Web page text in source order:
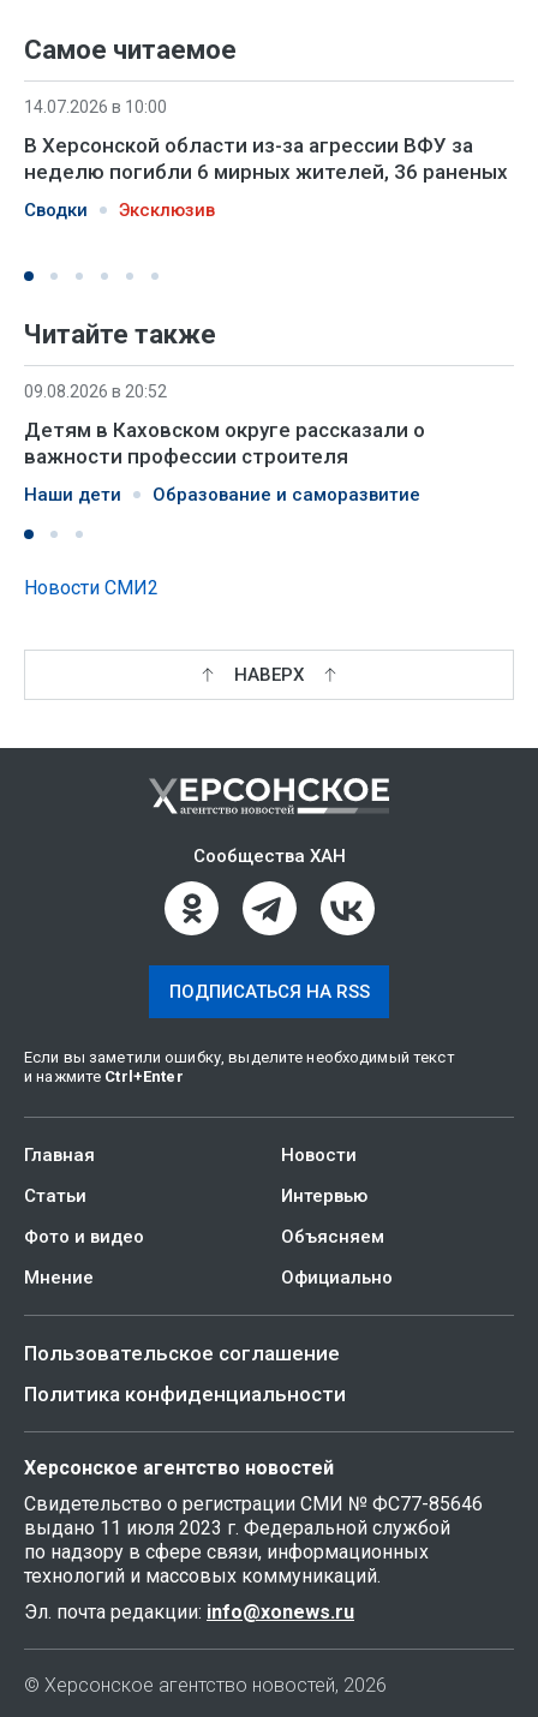
Самое читаемое
14.07.2026 в 10:00
В Херсонской области из-за агрессии ВФУ за
неделю погибли 6 мирных жителей, 36 раненых
Сводки Эксклюзив
Читайте также
09.08.2026 в 20:52
Детям в Каховском округе рассказали о
важности профессии строителя
Наши дети Образование и саморазвитие
Новости СМИ2
НАВЕРХ
Сообщества ХАН
ПОДПИСАТЬСЯ НА RSS
Если вы заметили ошибку, выделите необходимый текст
и нажмите Ctrl +Enter
Главная
Новости
Статьи
Интервью
Фото и видео
Объясняем
Мнение
Официально
Пользовательское соглашение
Политика конфиденциальности
Херсонское агентство новостей
Свидетельство о регистрации СМИ № ФС77-85646
выдано 11 июля 2023 г. Федеральной службой
по надзору в сфере связи, информационных
технологий и массовых коммуникаций.
Эл. почта редакции: info@xonews.ru
© Херсонское агентство новостей, 2026